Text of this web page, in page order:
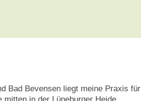
Bad Bevensen liegt meine Praxis für